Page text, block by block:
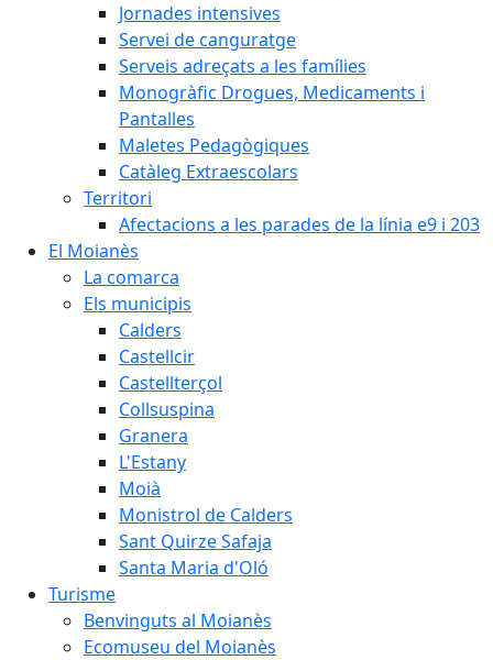
Jornades intensives
Servei de canguratge
Serveis adreçats a les famílies
Monogràfic Drogues, Medicaments i
Pantalles
Maletes Pedagògiques
Catàleg Extraescolars
Territori
Afectacions a les parades de la línia e9 i 203
El Moianès
La comarca
Els municipis
Calders
Castellcir
Castellterçol
Collsuspina
Granera
L'Estany
Moià
Monistrol de Calders
Sant Quirze Safaja
Santa Maria d'Oló
Turisme
Benvinguts al Moianès
Ecomuseu del Moianès